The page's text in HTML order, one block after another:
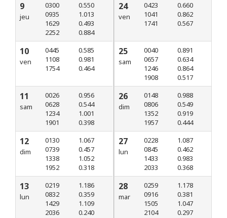
9
jeu
0300
0935
1629
2252
0.550
1.013
0.493
0.884
10
ven
0445
1108
1754
0.585
0.981
0.464
11
sam
0026
0628
1234
1901
0.956
0.544
1.001
0.398
12
dim
0130
0739
1338
1952
1.067
0.457
1.052
0.318
13
lun
0219
0832
1429
2036
1.186
0.359
1.109
0.240
24
ven
0423
1041
1741
0.660
0.862
0.567
25
sam
0040
0657
1246
1908
0.891
0.634
0.864
0.517
26
dim
0148
0806
1352
1957
0.988
0.549
0.919
0.444
27
lun
0228
0845
1433
2033
1.087
0.462
0.983
0.368
28
mar
0259
0916
1505
2104
1.178
0.381
1.047
0.297